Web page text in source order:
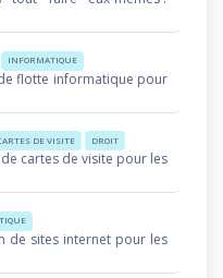
INFORMATIQUE
flotte informatique pour
DE VISITE DROIT
cartes de visite pour les
de sites internet pour les